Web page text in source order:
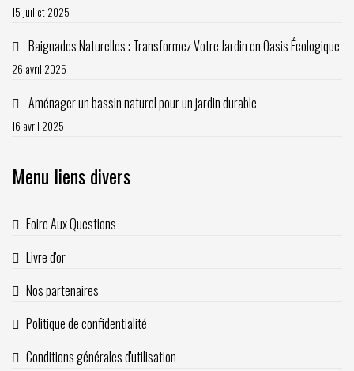
15 juillet 2025
Baignades Naturelles : Transformez Votre Jardin en Oasis Écologique
26 avril 2025
Aménager un bassin naturel pour un jardin durable
16 avril 2025
Menu liens divers
Foire Aux Questions
Livre d'or
Nos partenaires
Politique de confidentialité
Conditions générales d'utilisation